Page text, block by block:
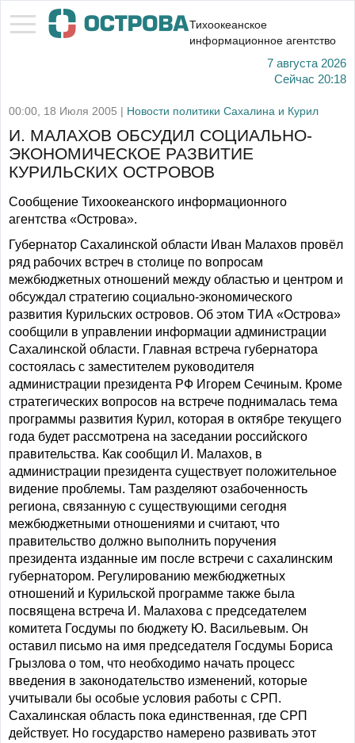
Тихоокеанское
информационное агентство
7 августа 2026
Сейчас 20:18
00:00, 18 Июля 2005 | Новости политики Сахалина и Курил
И. МАЛАХОВ ОБСУДИЛ СОЦИАЛЬНО-
ЭКОНОМИЧЕСКОЕ РАЗВИТИЕ
КУРИЛЬСКИХ ОСТРОВОВ
Сообщение Тихоокеанского информационного
агентства «Острова».
Губернатор Сахалинской области Иван Малахов провёл
ряд рабочих встреч в столице по вопросам
межбюджетных отношений между областью и центром и
обсуждал стратегию социально-экономического
развития Курильских островов. Об этом ТИА «Острова»
сообщили в управлении информации администрации
Сахалинской области. Главная встреча губернатора
состоялась с заместителем руководителя
администрации президента РФ Игорем Сечиным. Кроме
стратегических вопросов на встрече поднималась тема
программы развития Курил, которая в октябре текущего
года будет рассмотрена на заседании российского
правительства. Как сообщил И. Малахов, в
администрации президента существует положительное
видение проблемы. Там разделяют озабоченность
региона, связанную с существующими сегодня
межбюджетными отношениями и считают, что
правительство должно выполнить поручения
президента изданные им после встречи с сахалинским
губернатором. Регулированию межбюджетных
отношений и Курильской программе также была
посвящена встреча И. Малахова с председателем
комитета Госдумы по бюджету Ю. Васильевым. Он
оставил письмо на имя председателя Госдумы Бориса
Грызлова о том, что необходимо начать процесс
введения в законодательство изменений, которые
учитывали бы особые условия работы с СРП.
Сахалинская область пока единственная, где СРП
действует. Но государство намерено развивать этот